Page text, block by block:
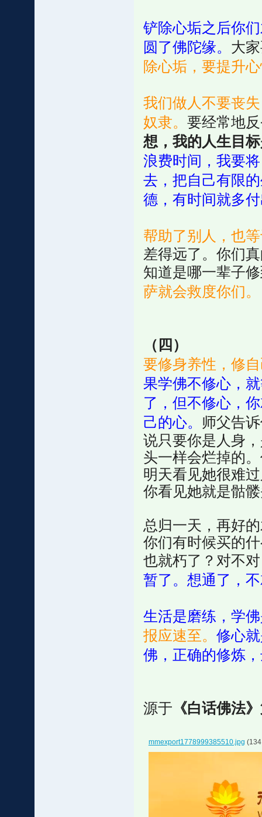
铲除心垢之后你
圆了佛陀缘。 大
除心垢，要提升
我们做人不要丧
奴隶。 要经常地
想，我的人生目
浪费时间，我要
去，把自己有限
德，有时间就多
帮助了别人，也
差得远了。你们
知道是哪一辈子
萨就会救度你们。
（四）
要修身养性，修
果学佛不修心，
了，但不修心，
己的心。 师父告
说只要你是人身
头一样会烂掉的
明天看见她很难
你看见她就是骷
总归一天，再好
你们有时候买的
也就朽了？对不
暂了。想通了，
生活是磨练，学
报应速至。 修心
佛，正确的修炼
源于 《白话佛法
mmexport1778999385510.jpg